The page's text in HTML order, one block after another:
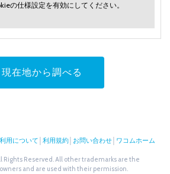
の仕様設定を有効にしてください。
現在地から調べる
用について 利用規約 お問い合わせ ワコムホーム
Rights Reserved. All other trademarks are the
and are used with their permission.